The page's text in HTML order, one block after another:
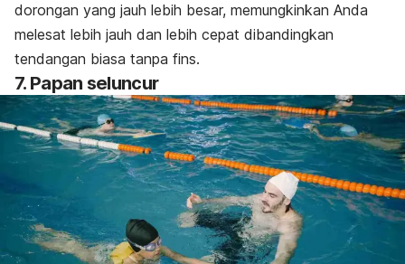
dorongan yang jauh lebih besar, memungkinkan Anda
melesat lebih jauh dan lebih cepat dibandingkan
tendangan biasa tanpa fins.
7. Papan seluncur